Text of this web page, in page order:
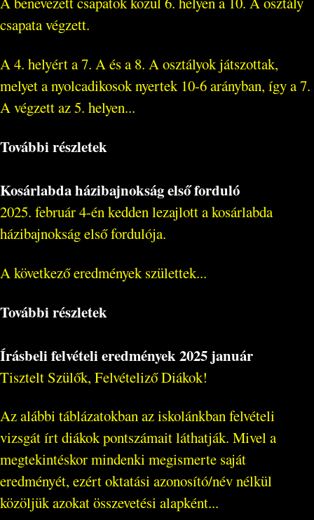
csapata végzett.
A 4. helyért a 7. A és a 8. A osztályok játszottak,
melyet a nyolcadikosok nyertek 10-6 arányban, így a 7.
A végzett az 5. helyen...
További részletek
Kosárlabda házibajnokság első forduló
2025. február 4-én kedden lezajlott a kosárlabda
házibajnokság első fordulója.
A következő eredmények születtek...
További részletek
Írásbeli felvételi eredmények 2025 január
Tisztelt Szülők, Felvételiző Diákok!
Az alábbi táblázatokban az iskolánkban felvételi
vizsgát írt diákok pontszámait láthatják. Mivel a
megtekintéskor mindenki megismerte saját
eredményét, ezért oktatási azonosító/név nélkül
közöljük azokat összevetési alapként...